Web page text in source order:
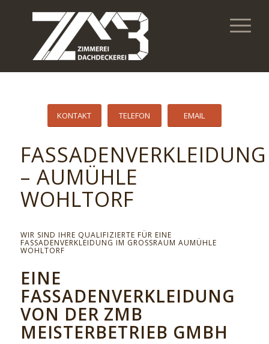
KONTAKT TELEFON EMAIL
FASSADENVERKLEIDUNG
– AUMÜHLE
WOHLTORF
WIR SIND IHRE QUALIFIZIERTE FÜR EINE
FASSADENVERKLEIDUNG IM GROSSRAUM AUMÜHLE W
OHLTORF
EINE
FASSADENVERKLEIDUNG
VON DER ZMB
MEISTERBETRIEB GMBH